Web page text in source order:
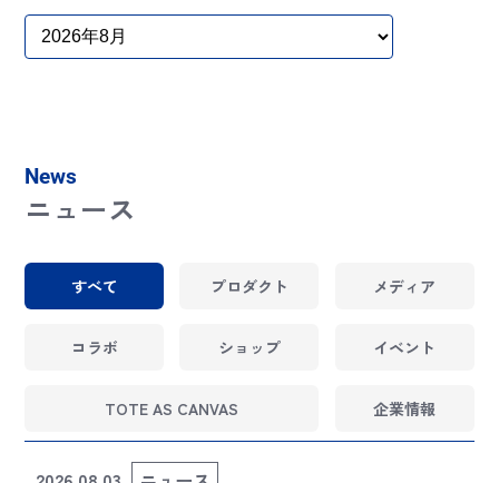
News
ニュース
すべて プロダクト メディア
コラボ ショップ イベント
TOTE AS CANVAS 企業情報